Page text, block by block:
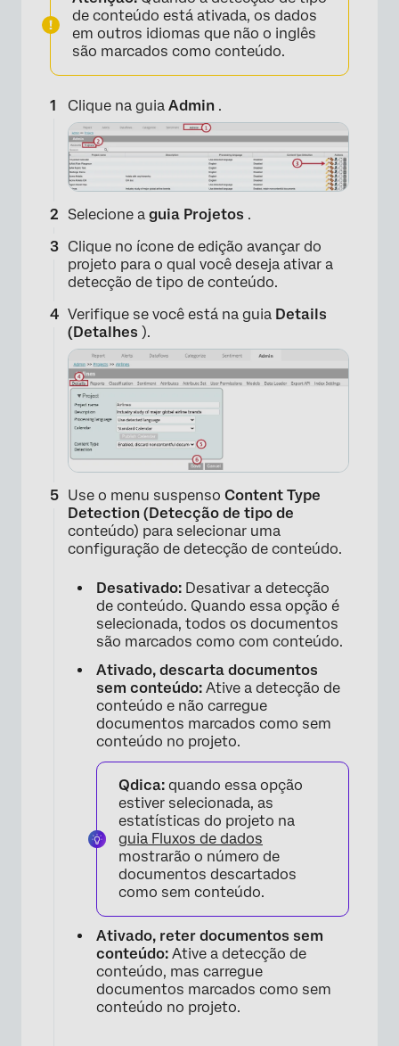
de conteúdo está ativada, os dados
em outros idiomas que não o inglês
são marcados como conteúdo.
Clique na guia Admin .
×
Selecione a guia Projetos .
Clique no ícone de edição avançar do
projeto para o qual você deseja ativar a
detecção de tipo de conteúdo.
Verifique se você está na guia Details
(Detalhes ).
×
Use o menu suspenso Content Type
Detection (Detecção de tipo de
conteúdo) para selecionar uma
configuração de detecção de conteúdo.
Desativado: Desativar a detecção
de conteúdo. Quando essa opção é
selecionada, todos os documentos
são marcados como com conteúdo.
Ativado, descarta documentos
sem conteúdo: Ative a detecção de
conteúdo e não carregue
documentos marcados como sem
conteúdo no projeto.
Qdica: quando essa opção
estiver selecionada, as
estatísticas do projeto na
guia Fluxos de dados
mostrarão o número de
documentos descartados
como sem conteúdo.
Ativado, reter documentos sem
conteúdo: Ative a detecção de
conteúdo, mas carregue
documentos marcados como sem
conteúdo no projeto.